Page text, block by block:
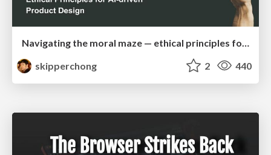
skipperchong
2 440